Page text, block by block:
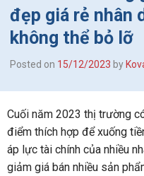
đẹp giá rẻ nhân
không thể bỏ lỡ
Posted on 15/12/2023 by
Cuối năm 2023 thị trường
điểm thích hợp để xuống
áp lực tài chính của nhiều
giảm giá bán nhiều sản